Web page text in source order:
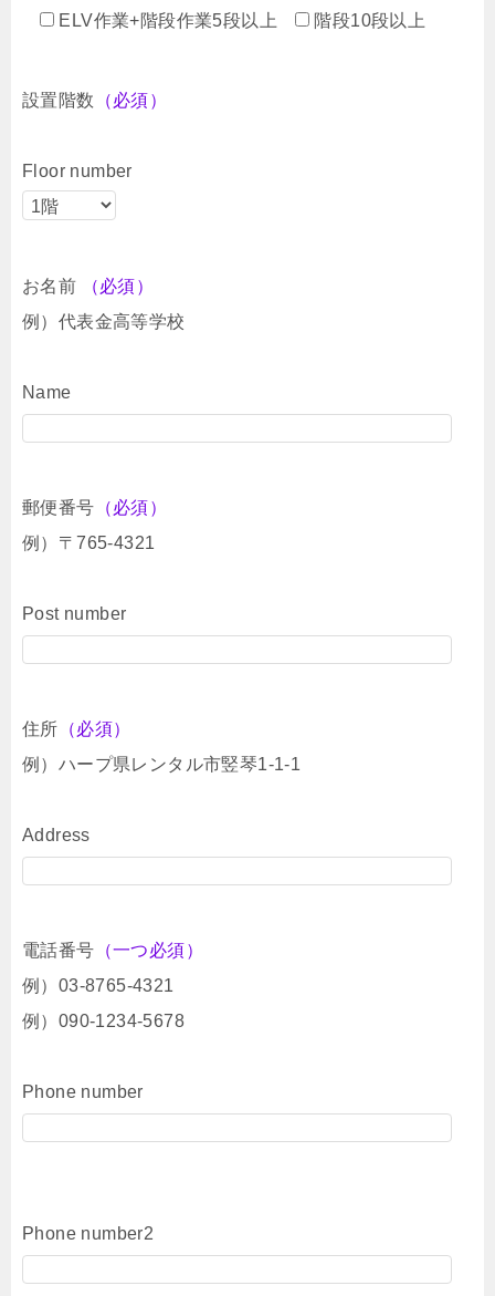
ELV作業+階段作業5段以上
階段10段以上
設置階数 （必須）
Floor number
お名前
（必須）
例）代表金高等学校
Name
郵便番号 （必須）
例）〒765-4321
Post number
住所 （必須）
例）ハープ県レンタル市竪琴1-1-1
Address
電話番号 （一つ必須）
例）03-8765-4321
例）090-1234-5678
Phone number
Phone number2